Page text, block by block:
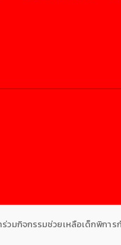
วมกิจกรรมช่วยเหลือเด็กพิก